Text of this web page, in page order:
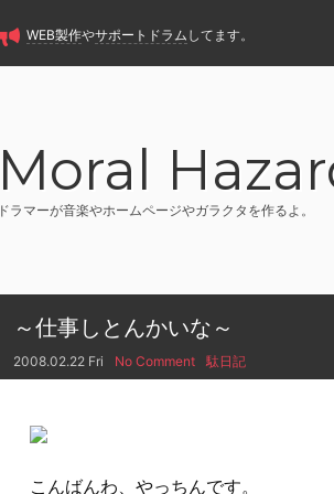
WEB製作やサポートドラム してます。
Moral
ドラマーが音楽やホームページやガラクタを作るよ。
～仕事しとんかいな～
2008.02.22 Fri No Comment 駄日記
こんばんわ、やっちんです。